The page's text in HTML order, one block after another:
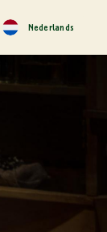
Nederlands